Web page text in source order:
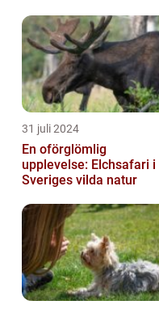
31 juli 2024
En oförglömlig
upplevelse: Elchsafari i
Sveriges vilda natur